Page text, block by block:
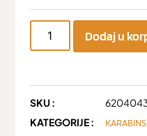
Dodaj u
SKU :
KATEGORIJE :